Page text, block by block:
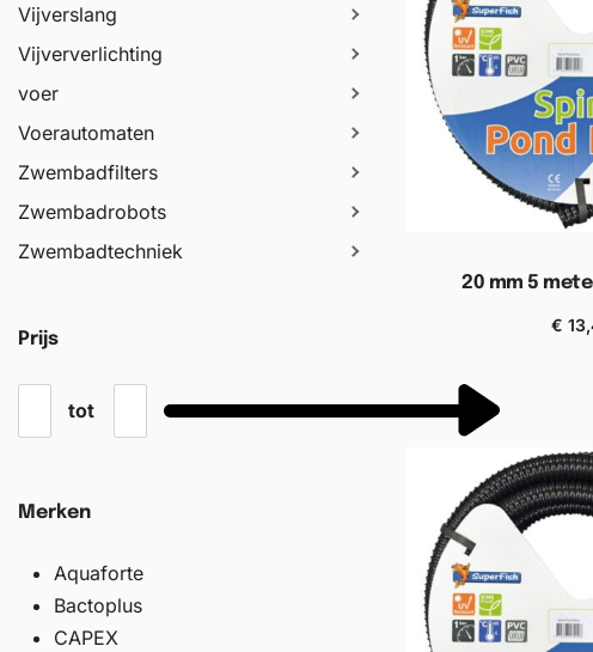
Vijverslang
Vijververlichting
voer
Voerautomaten
Zwembadfilters
Zwembadrobots
Zwembadtechniek
Prijs
tot
Merken
Aquaforte
Bactoplus
CAPEX
20 mm 5
€